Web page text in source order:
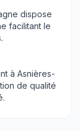
dispose
facilitant le
à Asnières-
de qualité